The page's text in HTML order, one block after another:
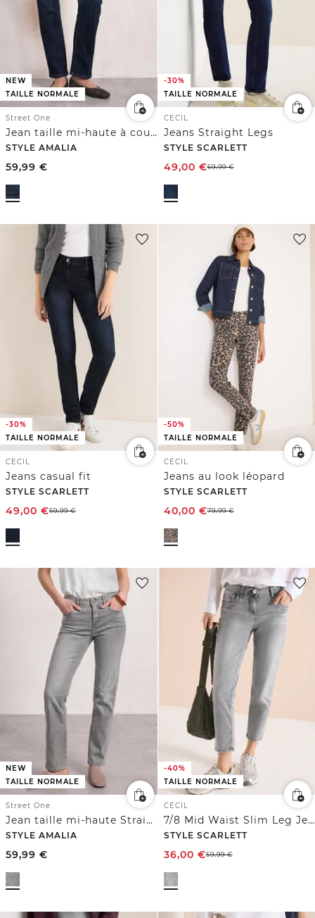
NEW
TAILLE NORMALE
Street One
Jean taille mi-haute à coupe Straight Leg et coupe décontractée
STYLE AMALIA
59,99 €
-30%
TAILLE NORMALE
CECIL
Jeans Straight Legs
STYLE SCARLETT
49,00 €69,99€
-30%
TAILLE NORMALE
CECIL
Jeans casual fit
STYLE SCARLETT
49,00 €69,99€
-50%
TAILLE NORMALE
CECIL
Jeans au look léopard
STYLE SCARLETT
40,00 €79,99€
NEW
TAILLE NORMALE
Street One
Jean taille mi-haute Straight Leg, coupe décontractée
STYLE AMALIA
59,99 €
-40%
TAILLE NORMALE
CECIL
7/8 Mid Waist Slim Leg Jeans dans un Casual Fit
STYLE SCARLETT
36,00 €59,99€